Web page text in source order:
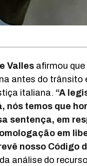
Valles afirmou
antes do trânsito
italiana. “A
nós temos que
sentença, em
em
nosso Código
análise do